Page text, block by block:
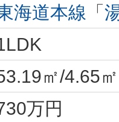
海道本線 「
㎡/4.65㎡
万円